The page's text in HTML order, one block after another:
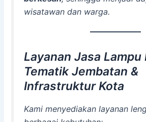
wisatawan dan warga.
Layanan Jasa Lampu
Tematik Jembatan &
Infrastruktur Kota
Kami menyediakan layanan